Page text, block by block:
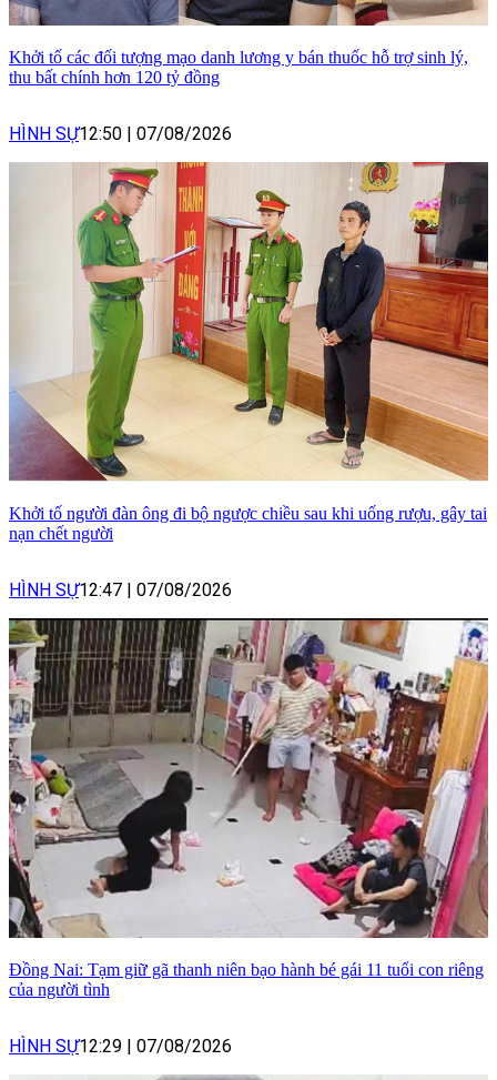
Khởi tố các đối tượng mạo danh lương y bán thuốc hỗ trợ sinh lý,
thu bất chính hơn 120 tỷ đồng
HÌNH SỰ12:50 07/08/2026
Khởi tố người đàn ông đi bộ ngược chiều sau khi uống rượu, gây tai
nạn chết người
HÌNH SỰ12:47 07/08/2026
Đồng Nai: Tạm giữ gã thanh niên bạo hành bé gái 11 tuổi con riêng
của người tình
HÌNH SỰ12:29 07/08/2026